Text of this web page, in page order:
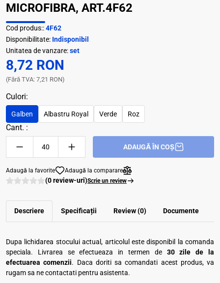
MICROFIBRA, ART.4F62
Cod produs::4F62
Disponibilitate: Indisponibil
Unitatea de vanzare:set
8,72 RON
(Fără TVA: 7,21 RON)
Culori:
Galben Albastru Royal Verde Roz
Cant. :
ADAUGĂ ÎN COȘ
Adaugă la favorite Adaugă la comparare
(0 review-uri)Scrie un review
Descriere Specificații Review (0) Documente
Dupa lichidarea stocului actual, articolul este disponibil la comanda
speciala. Livrarea se efectueaza in termen de 30 zile de la
efectuarea comenzii. Daca doriti sa comandati acest produs, va
rugam sa ne contactati pentru asistenta.